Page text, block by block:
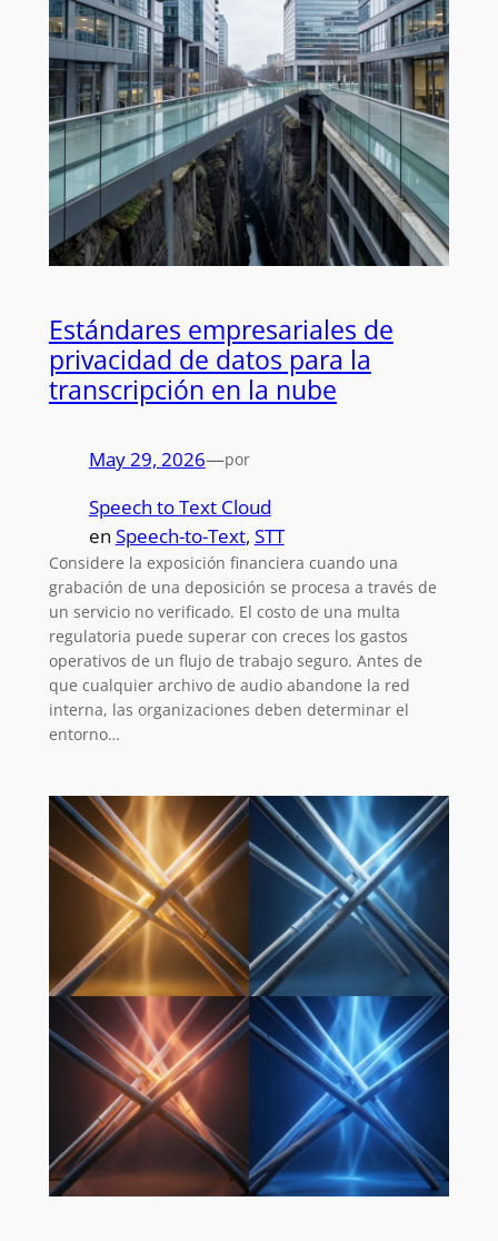
Estándares empresariales de
privacidad de datos para la
transcripción en la nube
May 29, 2026—por
Speech to Text Cloud
en Speech-to-Text, STT
Considere la exposición financiera cuando una
grabación de una deposición se procesa a través de
un servicio no verificado. El costo de una multa
regulatoria puede superar con creces los gastos
operativos de un flujo de trabajo seguro. Antes de
que cualquier archivo de audio abandone la red
interna, las organizaciones deben determinar el
entorno…